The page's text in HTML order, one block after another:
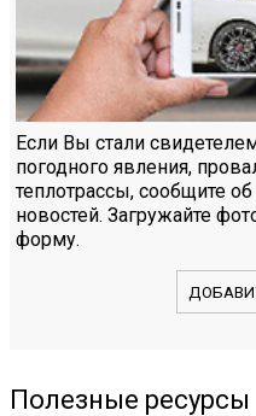
Если Вы стали
погодного явления,
теплотрассы, сообщите
новостей. Загружайте
форму.
Полезные ресурсы